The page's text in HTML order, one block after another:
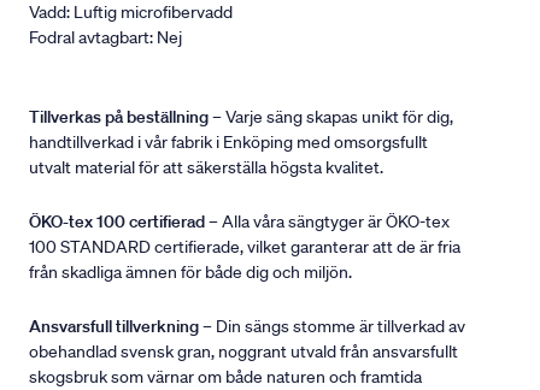
Vadd: Luftig microfibervadd
Fodral avtagbart: Nej
Tillverkas på beställning– Varje säng skapas unikt för dig,
handtillverkad i vår fabrik i Enköping med omsorgsfullt
utvalt material för att säkerställa högsta kvalitet.
ÖKO-tex 100 certifierad– Alla våra sängtyger är ÖKO-tex
100 STANDARD certifierade, vilket garanterar att de är fria
från skadliga ämnen för både dig och miljön.
Ansvarsfull tillverkning– Din sängs stomme är tillverkad av
obehandlad svensk gran, noggrant utvald från ansvarsfullt
skogsbruk som värnar om både naturen och framtida